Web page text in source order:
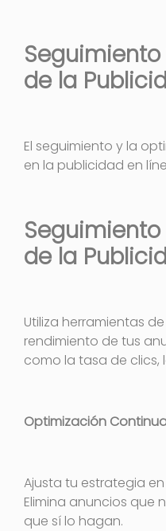
de la
El seguimiento y la
en la publicidad en
de la
Utiliza herramientas
rendimiento de tus
como la tasa de clics,
Optimización
Ajusta tu estrategia
Elimina anuncios que
que sí lo hagan.